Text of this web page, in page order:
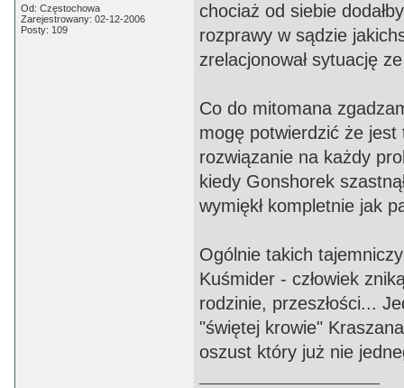
Od: Częstochowa
Zarejestrowany: 02-12-2006
Posty: 109
chociaż od siebie
rozprawy w sądzie
zrelacjonował sytuację
Co do mitomana
mogę potwierdzić że jest
rozwiązanie na każdy
kiedy Gonshorek
wymiękł kompletnie jak
Ogólnie takich
Kuśmider - człowiek
rodzinie, przeszłości...
"świętej krowie"
oszust który już nie